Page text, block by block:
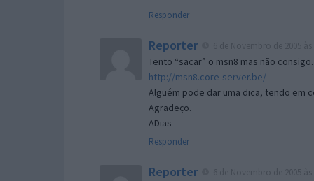
Responder
Reporter
Tento “sacar” o msn8 mas não
http://msn8.core-server.be/
Alguém pode dar uma dica, tendo em
Agradeço.
ADias
Responder
Reporter